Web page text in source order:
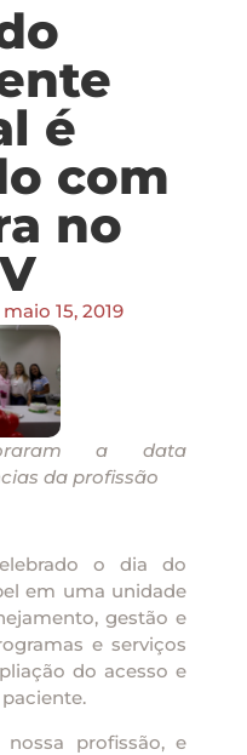
é
com
no
maio 15, 2019
a data
da profissão
o dia do
em uma unidade
gestão e
e serviços
do acesso e
profissão, e